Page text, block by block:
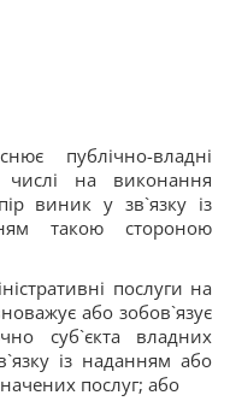
публічно-владні
числі на виконання
виник у зв`язку із
такою стороною
послуги на
або зобов`язує
суб`єкта владних
із наданням або
послуг; або